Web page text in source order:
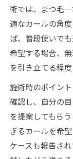
持続性重視
まつ毛
夫
長持
頻繁な
イド
まつ
上
最新ま
術では、まつ毛
適なカールの角
ば、普段使いで
希望する場合、
を引き立てる程
施術時のポイン
確認し、自分の
を提案してもら
ぎるカールを希
ケースも報告さ